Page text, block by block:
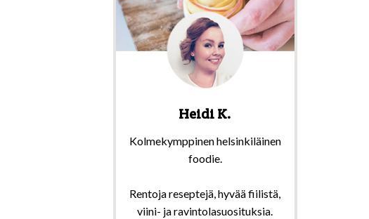
Heidi K.
Kolmekymppinen helsinkiläinen
foodie.
Rentoja reseptejä, hyvää fiilistä,
viini- ja ravintolasuosituksia.